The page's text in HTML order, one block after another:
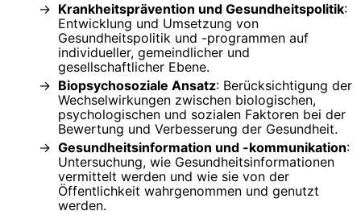
Krankheitsprävention und Gesundheitspolitik:
Entwicklung und Umsetzung von
Gesundheitspolitik und -programmen auf
individueller, gemeindlicher und
gesellschaftlicher Ebene.
Biopsychosoziale Ansatz: Berücksichtigung der
Wechselwirkungen zwischen biologischen,
psychologischen und sozialen Faktoren bei der
Bewertung und Verbesserung der Gesundheit.
Gesundheitsinformation und -kommunikation:
Untersuchung, wie Gesundheitsinformationen
vermittelt werden und wie sie von der
Öffentlichkeit wahrgenommen und genutzt
werden.